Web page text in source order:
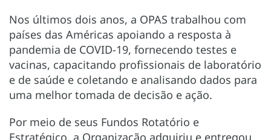
Nos últimos dois anos, a OPAS trabalhou com
países das Américas apoiando a resposta à
pandemia de COVID-19, fornecendo testes e
vacinas, capacitando profissionais de laboratório
e de saúde e coletando e analisando dados para
uma melhor tomada de decisão e ação.
Por meio de seus Fundos Rotatório e
Estratégico, a Organização adquiriu e entregou